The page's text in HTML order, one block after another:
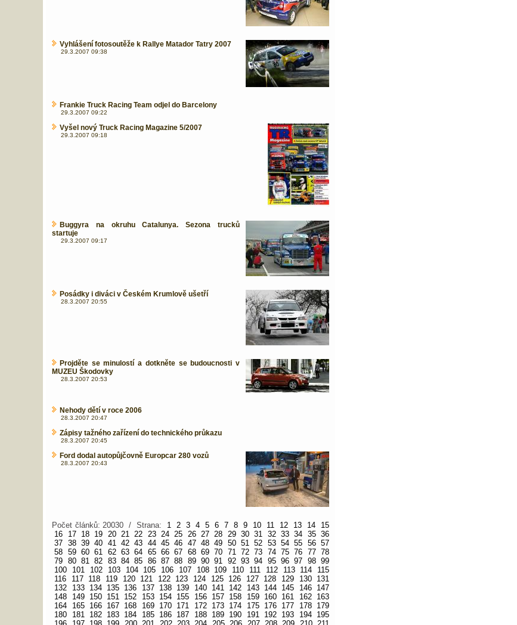
Vyhlášení fotosoutěže k Rallye Matador Tatry 2007
29.3.2007 09:38
Frankie Truck Racing Team odjel do Barcelony
29.3.2007 09:22
Vyšel nový Truck Racing Magazine 5/2007
29.3.2007 09:18
Buggyra na okruhu Catalunya. Sezona trucků
startuje
29.3.2007 09:17
Posádky i diváci v Českém Krumlově ušetří
28.3.2007 20:55
Projděte se minulostí a dotkněte se budoucnosti v
MUZEU Škodovky
28.3.2007 20:53
Nehody dětí v roce 2006
28.3.2007 20:47
Zápisy tažného zařízení do technického průkazu
28.3.2007 20:45
Ford dodal autopůjčovně Europcar 280 vozů
28.3.2007 20:43
Počet článků: 20030 / Strana: 1 2 3 4 5 6 7 8 9 10 11 12 13 14
15
16
17 18 19 20 21 22 23 24 25 26 27 28 29 30 31 32 33 34 35 36
37 38 39 40 41 42 43 44 45 46 47 48 49 50 51 52 53 54 55 56 57
58 59 60 61 62 63 64 65 66 67 68 69 70 71 72 73 74 75 76 77 78
79 80 81 82 83 84 85 86 87 88 89 90 91 92 93 94 95 96 97 98 99
100
101 102 103 104 105 106 107 108 109 110 111 112 113 114
115
116
117 118 119 120 121 122 123 124 125 126 127 128 129 130
131
132
133 134 135 136 137 138 139 140 141 142 143 144 145 146
147
148
149 150 151 152 153 154 155 156 157 158 159 160 161 162
163
164
165 166 167 168 169 170 171 172 173 174 175 176 177 178
179
180
181 182 183 184 185 186 187 188 189 190 191 192 193 194
195